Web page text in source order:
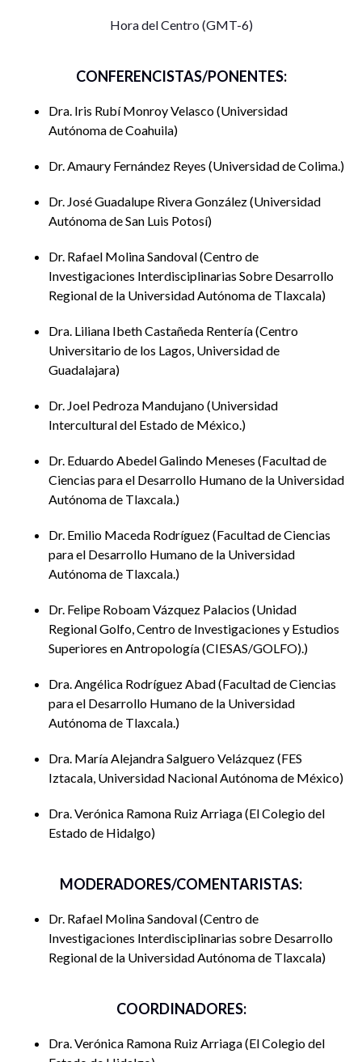
Hora del Centro (GMT-6)
CONFERENCISTAS/PONENTES:
Dra. Iris Rubí Monroy Velasco Universidad
Autónoma de Coahuila
Dr. Amaury Fernández Reyes Universidad de Colima.
Dr. José Guadalupe Rivera González Universidad
Autónoma de San Luis Potosí
Dr. Rafael Molina Sandoval Centro de
Investigaciones Interdisciplinarias Sobre Desarrollo
Regional de la Universidad Autónoma de Tlaxcala
Dra. Liliana Ibeth Castañeda Rentería Centro
Universitario de los Lagos, Universidad de
Guadalajara
Dr. Joel Pedroza Mandujano Universidad
Intercultural del Estado de México.
Dr. Eduardo Abedel Galindo Meneses Facultad de
Ciencias para el Desarrollo Humano de la Universidad
Autónoma de Tlaxcala.
Dr. Emilio Maceda Rodríguez Facultad de Ciencias
para el Desarrollo Humano de la Universidad
Autónoma de Tlaxcala.
Dr. Felipe Roboam Vázquez Palacios Unidad
Regional Golfo, Centro de Investigaciones y Estudios
Superiores en Antropología (CIESAS/GOLFO).
Dra. Angélica Rodríguez Abad Facultad de Ciencias
para el Desarrollo Humano de la Universidad
Autónoma de Tlaxcala.
Dra. María Alejandra Salguero Velázquez FES
Iztacala, Universidad Nacional Autónoma de México
Dra. Verónica Ramona Ruiz Arriaga El Colegio del
Estado de Hidalgo
MODERADORES/COMENTARISTAS:
Dr. Rafael Molina Sandoval Centro de
Investigaciones Interdisciplinarias sobre Desarrollo
Regional de la Universidad Autónoma de Tlaxcala
COORDINADORES:
Dra. Verónica Ramona Ruiz Arriaga El Colegio del